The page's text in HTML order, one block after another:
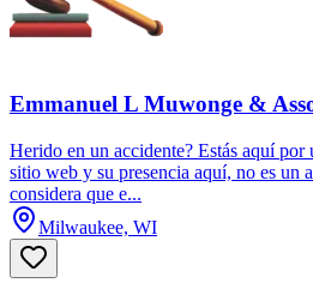
Emmanuel L Muwonge &
Herido en un accidente? Estás aquí por
sitio web y su presencia aquí, no es un
considera que e...
Milwaukee, WI